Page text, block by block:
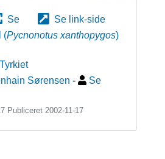
Se
Se link-side
(Pycnonotus xanthopygos)
Tyrkiet
Sørensen -
Se
Publiceret 2002-11-17